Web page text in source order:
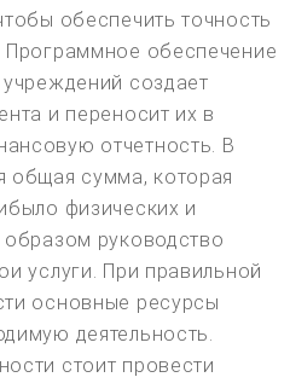
обеспечить точность
Программное обеспечение
создает
и переносит их в
отчетность. В
общая сумма, которая
физических и
руководство
услуги. При правильной
основные ресурсы
деятельность.
стоит провести